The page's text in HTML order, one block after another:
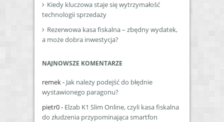
Kiedy kluczowa staje się wytrzymałość
technologii sprzedaży
Rezerwowa kasa fiskalna – zbędny wydatek,
a może dobra inwestycja?
NAJNOWSZE KOMENTARZE
remek- Jak należy podejść do błędnie
wystawionego paragonu?
pietr0- Elzab K1 Slim Online, czyli kasa fiskalna
do złudzenia przypominająca smartfon